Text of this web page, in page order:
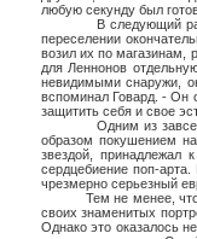
любую секунду был
В следующий раз
переселении
возил их по магазинам,
для Леннонов
невидимыми снаружи,
вспоминал Говард. - Он
защитить себя и свое
Одним из
образом покушением
звездой, принадлежал
сердцебиение поп-
чрезмерно серьезный
Тем не менее, что бы
своих знаменитых
Однако это оказалось